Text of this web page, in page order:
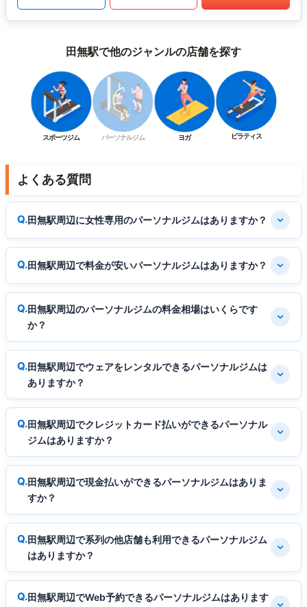
田無駅で他のジャンルの店舗を探す
スポーツジム パーソナルジム ヨガ ピラティス
よくある質問
田無駅周辺に女性専用のパーソナルジムはありますか？
田無駅周辺で料金が安いパーソナルジムはありますか？
田無駅周辺のパーソナルジムの料金相場はいくらです
か？
田無駅周辺でウェアをレンタルできるパーソナルジムは
ありますか？
田無駅周辺でクレジットカード払いができるパーソナル
ジムはありますか？
田無駅周辺で現金払いができるパーソナルジムはありま
すか？
田無駅周辺で系列の他店舗も利用できるパーソナルジム
はありますか？
田無駅周辺でWeb予約できるパーソナルジムはあります